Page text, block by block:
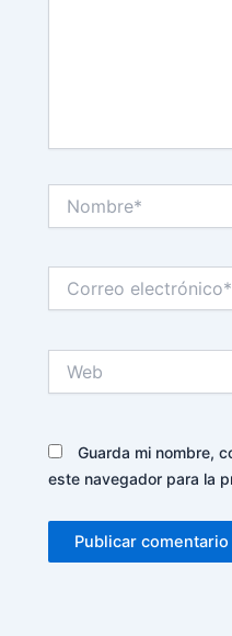
electrónico*
Guarda mi nombre,
este navegador para la